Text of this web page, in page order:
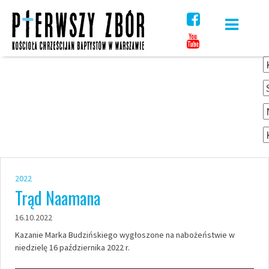
content
2022
Trąd Naamana
16.10.2022
Kazanie Marka Budzińskiego wygłoszone na nabożeństwie w
niedzielę 16 października 2022 r.